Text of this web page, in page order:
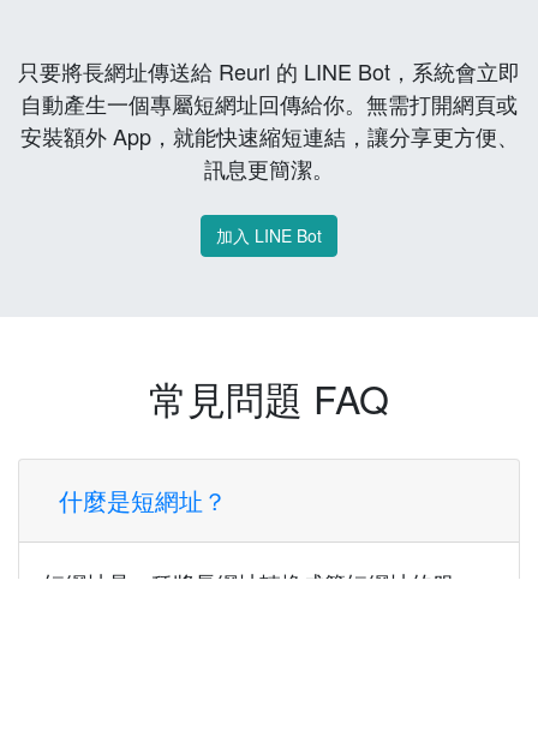
只要將長網址傳送給 Reurl 的 LINE Bot，系統會立即
自動產生一個專屬短網址回傳給你。無需打開網頁或
安裝額外 App，就能快速縮短連結，讓分享更方便、
訊息更簡潔。
加入 LINE Bot
常見問題 FAQ
什麼是短網址？
短網址是一種將長網址轉換成簡短網址的服